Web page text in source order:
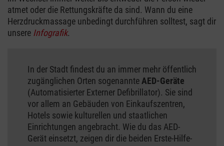
atmet oder die Rettungskräfte da sind. Wann du eine
Herzdruckmassage unbedingt durchführen solltest, sagt dir
unsere Infografik.
In der Stadt findest du an immer mehr öffentlich
zugänglichen Orten sogenannte AED-Geräte
(Automatisierter Externer Defibrillator). Sie sind
vor allem an Gebäuden von Einkaufszentren,
Hotels sowie kulturellen und staatlichen
Einrichtungen angebracht. Wie du das AED-
Gerät einsetzt, zeigen dir die beiden Erste-Hilfe-